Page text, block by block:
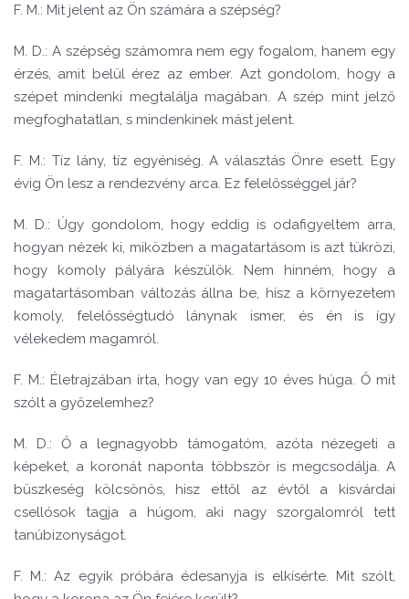
F. M.: Mit jelent az Ön számára a szépség?
M. D.: A szépség számomra nem egy fogalom, hanem egy
érzés, amit belül érez az ember. Azt gondolom, hogy a
szépet mindenki megtalálja magában. A szép mint jelző
megfoghatatlan, s mindenkinek mást jelent.
F. M.: Tíz lány, tíz egyéniség. A választás Önre esett. Egy
évig Ön lesz a rendezvény arca. Ez felelősséggel jár?
M. D.: Úgy gondolom, hogy eddig is odafigyeltem arra,
hogyan nézek ki, miközben a magatartásom is azt tükrözi,
hogy komoly pályára készülök. Nem hinném, hogy a
magatartásomban változás állna be, hisz a környezetem
komoly, felelősségtudó lánynak ismer, és én is így
vélekedem magamról.
F. M.: Életrajzában írta, hogy van egy 10 éves húga. Ő mit
szólt a győzelemhez?
M. D.: Ő a legnagyobb támogatóm, azóta nézegeti a
képeket, a koronát naponta többször is megcsodálja. A
büszkeség kölcsönös, hisz ettől az évtől a kisvárdai
csellósok tagja a húgom, aki nagy szorgalomról tett
tanúbizonyságot.
F. M.: Az egyik próbára édesanyja is elkísérte. Mit szólt,